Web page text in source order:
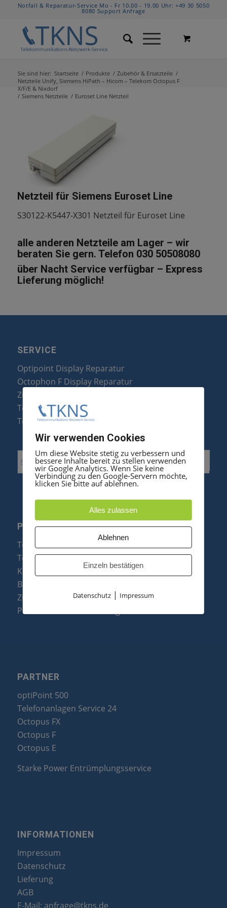
Notfall & Reparatur-Service Mo - Fr 10.00 - 19.00 Uhr:+49 30 5050
8080 Support Anfrage
Sie sind hier: Startseite / Produkte / Zubehör & Ersatzteile /
Netzteile Unify, Siemens HiPath – Hicom – Telekom Octopus F
X/F/E & Nixdorf
/ Siemens Netzteile / Euroset Line Netzteil
Netzteil für Siemens Euroset Line
S30122-K5447-X301 Netzteil für Euroset Line
alle anderen Netzteile am Lager – wir
beraten Sie gern. Telefon 030 50508080
über Nacht Service verfügbar – Express
Lieferung möglich!
SERVICE
Optipoint Display Reparatur
Octophon F Display Reparatur
Zubehör & Ersatzteile
Telefonanlagen Optimierung
Telefonanlagen Erweiterung
PRODUKTE
Telefonanlagen
Telefone
Konftel Konferenztelefone
Baugruppen
Zubehör & Ersatzteile
Produktzusammenfassung
PARTNER
optiPoint 500
Telefonanlagen Service 24
Octopus FX
Octopus F
Octopus E
Starke Power Entrümplungsservice
INFORMATIONEN
Impressum
Datenschutz
Lieferung
AGB
E-Mail: anfrage@tkns.de
Wir verwenden Cookies
Um diese Website stetig zu verbessern und
bessere Inhalte bereit zu stellen verwenden
wir Google Analytics. Wenn Sie keine
Verbindung zu den Google-Servern möchte,
klicken Sie bitte auf ablehnen.
Alles zulassen
Ablehnen
Einzeln bestätigen
Datenschutz| Impressum